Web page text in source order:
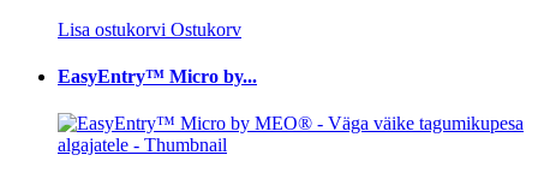
Lisa ostukorvi Ostukorv
EasyEntry™ Micro by...